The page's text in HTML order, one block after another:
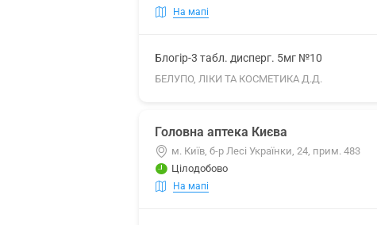
На мапі
Блогір-3 табл. дисперг. 5мг №10
БЕЛУПО, ЛІКИ ТА КОСМЕТИКА Д.Д.
Головна аптека Києва
м. Київ, б-р Лесі Українки, 24, прим. 483
Цілодобово
На мапі